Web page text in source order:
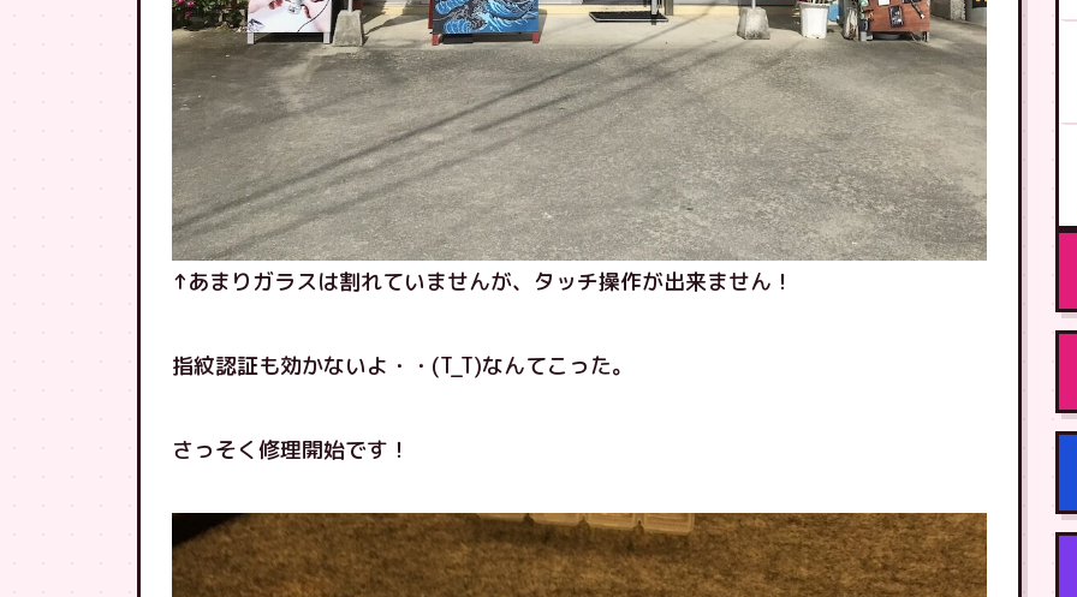
↑あまりガラスは割れていませんが、タッチ操作が出来ません！
指紋認証も効かないよ・・(T_T)なんてこった。
さっそく修理開始です！